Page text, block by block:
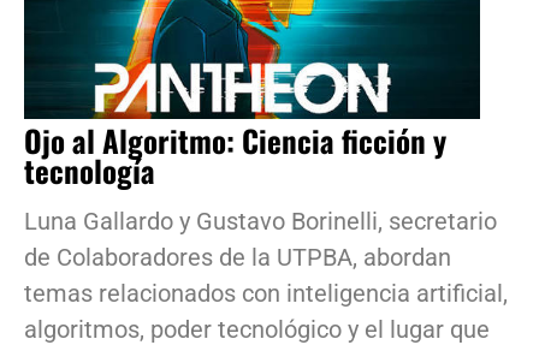
Ojo al Algoritmo: Ciencia ficción y
tecnología
Luna Gallardo y Gustavo Borinelli, secretario
de Colaboradores de la UTPBA, abordan
temas relacionados con inteligencia artificial,
algoritmos, poder tecnológico y el lugar que